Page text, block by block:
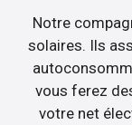
Notre
solaires. Ils
vous ferez
votre net